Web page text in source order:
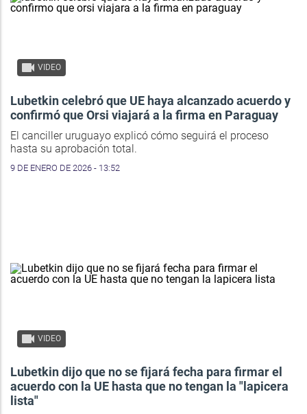
VIDEO
Lubetkin celebró que UE haya alcanzado acuerdo y
confirmó que Orsi viajará a la firma en Paraguay
El canciller uruguayo explicó cómo seguirá el proceso
hasta su aprobación total.
9 DE ENERO DE 2026 - 13:52
VIDEO
Lubetkin dijo que no se fijará fecha para firmar el
acuerdo con la UE hasta que no tengan la "lapicera
lista"